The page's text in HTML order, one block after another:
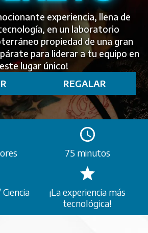
experiencia, llena de
en un laboratorio
propiedad de una gran
para liderar a tu equipo en
lugar único!
REGALAR
75 minutos
¡La experiencia más
tecnológica!